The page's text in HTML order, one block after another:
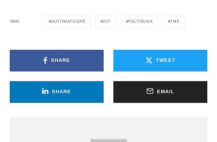
TAGS AUTOMATIZARE IOT TELTONIKA TME
SHARE TWEET
SHARE EMAIL